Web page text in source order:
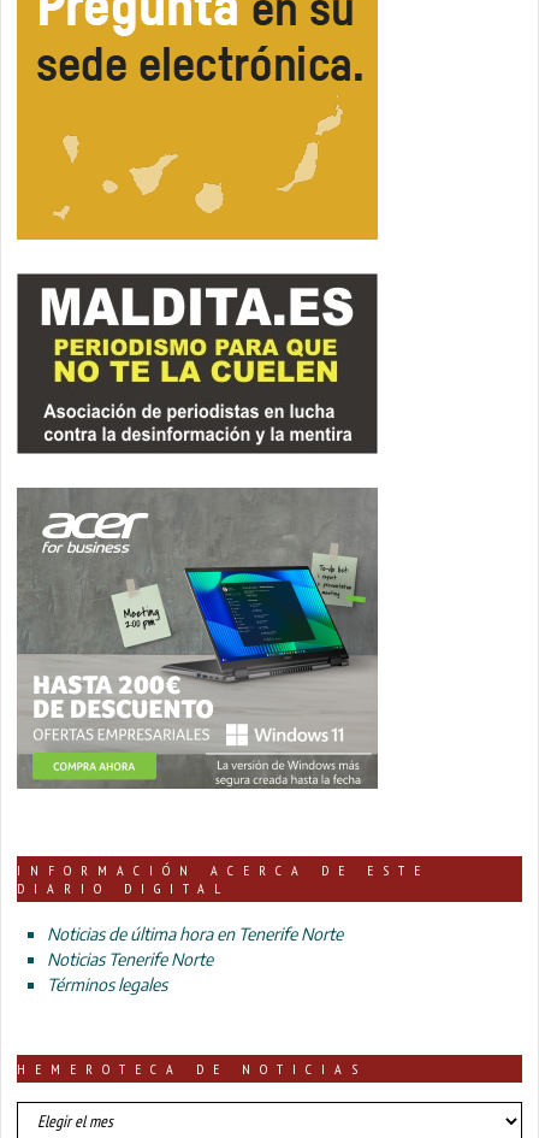
INFORMACIÓN ACERCA DE ESTE
DIARIO DIGITAL
Noticias de última hora en Tenerife Norte
Noticias Tenerife Norte
Términos legales
HEMEROTECA DE NOTICIAS
HEMEROTECA